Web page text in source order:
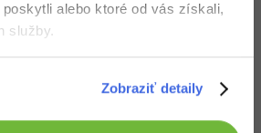
alebo ktoré od vás získali,
služby.
Zobraziť detaily
filtre a kategórie,
odpovede,
a oznámenia s vysokou
ciest v Gmaile,
slúžiacich na vytváranie